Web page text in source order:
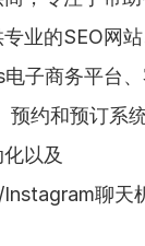
业的SEO网站
子商务平台
预约和预订系
以及
聊天